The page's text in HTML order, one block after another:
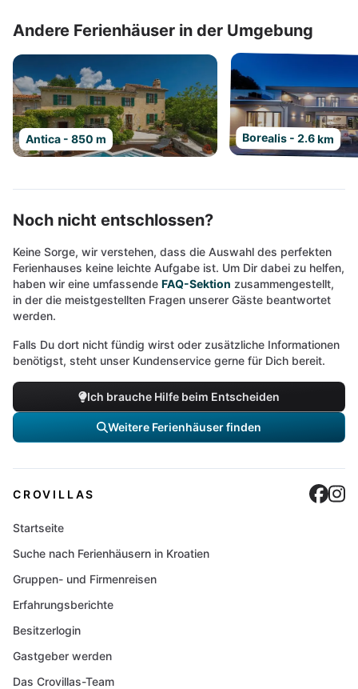
Andere Ferienhäuser in der Umgebung
Antica - 850 m Borealis - 2.6 km
Noch nicht entschlossen?
Keine Sorge, wir verstehen, dass die Auswahl des perfekten
Ferienhauses keine leichte Aufgabe ist. Um Dir dabei zu helfen,
haben wir eine umfassende FAQ-Sektion zusammengestellt,
in der die meistgestellten Fragen unserer Gäste beantwortet
werden.
Falls Du dort nicht fündig wirst oder zusätzliche Informationen
benötigst, steht unser Kundenservice gerne für Dich bereit.
Ich brauche Hilfe beim Entscheiden
Weitere Ferienhäuser finden
CROVILLAS
Startseite
Suche nach Ferienhäusern in Kroatien
Gruppen- und Firmenreisen
Erfahrungsberichte
Besitzerlogin
Gastgeber werden
Das Crovillas-Team